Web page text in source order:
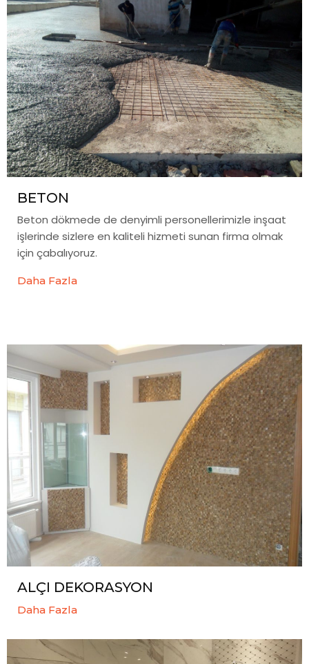
BETON
Beton dökmede de denyimli personellerimizle inşaat
işlerinde sizlere en kaliteli hizmeti sunan firma olmak
için çabalıyoruz.
Daha Fazla
ALÇI DEKORASYON
Daha Fazla